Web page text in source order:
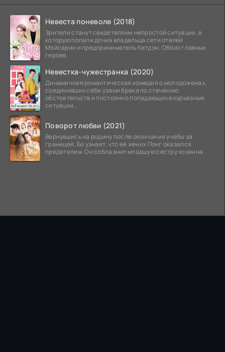
Невеста поневоле (2018)
Зрители станут свидетелями непростой ситуации, в
которую попали дочка владельца сети отелей
Мэйсарин и предприниматель Кетдэн. Обоих главных
героев
Невестка-чужестранка (2020)
Динамичная романтическая комедия о молодоженах,
соединивших себя узами брака по стечению
обстоятельств и постоянно попадающих в курьезные
ситуации...
Поворот любви (2021)
Вернувшись на родину после окончания учебы за
границей, Бо узнает, что её жених Понг оказался
предателем. Он соблазнил младшую сестру хозяина